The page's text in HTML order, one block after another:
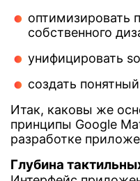
оптимизировать
собственного
унифицировать
создать
Итак, каковы же
принципы Google
разработке
Глубина